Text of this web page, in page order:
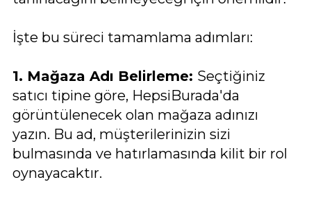
İşte bu süreci tamamlama adımları:
1. Mağaza Adı Belirleme: Seçtiğiniz
satıcı tipine göre, HepsiBurada'da
görüntülenecek olan mağaza adınızı
yazın. Bu ad, müşterilerinizin sizi
bulmasında ve hatırlamasında kilit bir rol
oynayacaktır.